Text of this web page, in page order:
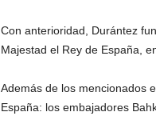
Con anterioridad, Durántez
Majestad el Rey de España,
Además de los mencionados
España: los embajadores